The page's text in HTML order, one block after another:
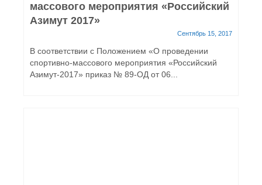
массового мероприятия «Российский
Азимут 2017»
Сентябрь 15, 2017
В соответствии с Положением «О проведении
спортивно-массового мероприятия «Российский
Азимут-2017» приказ № 89-ОД от 06...